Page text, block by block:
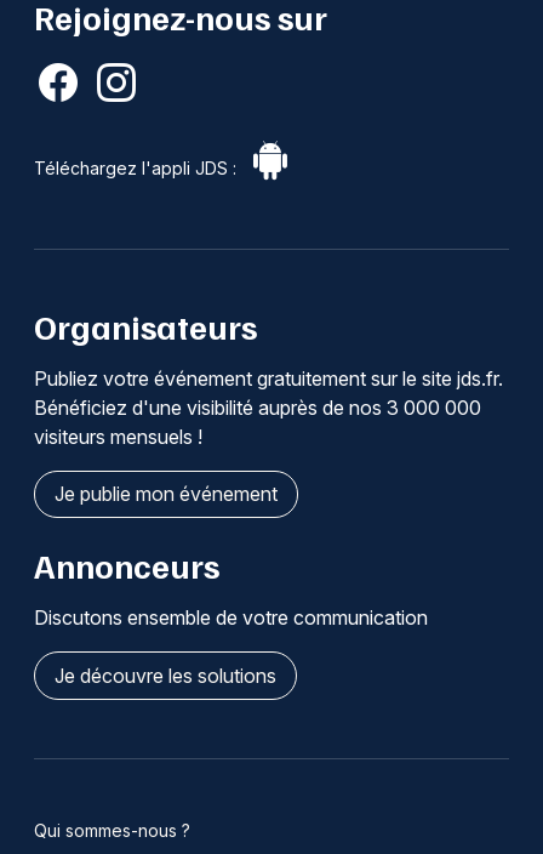
Rejoignez-nous sur
Téléchargez l'appli JDS :
Organisateurs
Publiez votre événement gratuitement sur le site jds.fr.
Bénéficiez d'une visibilité auprès de nos 3 000 000
visiteurs mensuels !
Je publie mon événement
Annonceurs
Discutons ensemble de votre communication
Je découvre les solutions
Qui sommes-nous ?